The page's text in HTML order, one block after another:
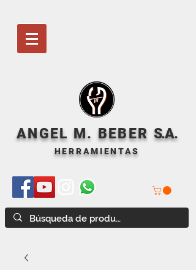
ANGEL M. BEBER S.A.
HERRAMIENTAS